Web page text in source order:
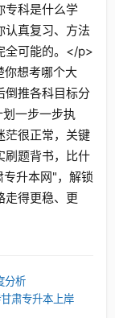
专科是什么学
认真复习、方法
全可能的。</p>
你想考哪个大
倒推各科目标分
一步一步执
茫很正常，关键
刷题背书，比什
升本网"，解锁
走得更稳、更
分析
肃专升本上岸